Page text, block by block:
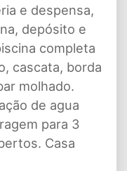
e despensa,
depósito e
completa
cascata, borda
molhado.
de agua
para 3
Casa